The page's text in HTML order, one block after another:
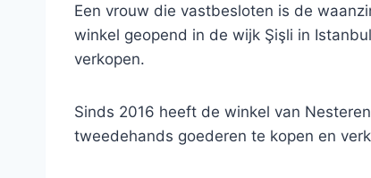
Een vrouw die vastbesloten is de
winkel geopend in de wijk Şişli in
verkopen.
Sinds 2016 heeft de winkel van
tweedehands goederen te kopen en